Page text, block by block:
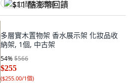
$11 酷澎幣回饋
多層實木置物架 香水展示架 化妝品收
納架, 1個, 中古架
54%$566
$255
($255.00/1個)